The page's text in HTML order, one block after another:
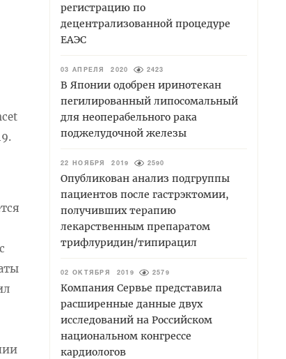
регистрацию по
децентрализованной процедуре
ЕАЭС
03 АПРЕЛЯ 2020 2423
В Японии одобрен иринотекан
пегилированный липосомальный
для неоперабельного рака
поджелудочной железы
22 НОЯБРЯ 2019 2590
Опубликован анализ подгруппы
пациентов после гастрэктомии,
получивших терапию
лекарственным препаратом
трифлуридин/типирацил
02 ОКТЯБРЯ 2019 2579
Компания Сервье представила
расширенные данные двух
исследований на Российском
национальном конгрессе
кардиологов